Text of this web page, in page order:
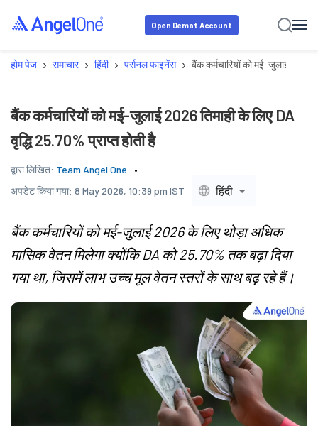
Open Demat Account
होम पेज › समाचार › हिंदी › पर्सनल फाइनेंस › बैंक कर्मचारियों को मई-जुलाई 2026
बैंक कर्मचारियों को मई-जुलाई 2026 तिमाही के लिए DA
वृद्धि 25.70% प्राप्त होती है
द्वारा लिखित: Team Angel One
अपडेट किया गया: 8 May 2026, 10:39 pm IST हिंदी
बैंक कर्मचारियों को मई-जुलाई 2026 के लिए थोड़ा अधिक
मासिक वेतन मिलेगा क्योंकि DA को 25.70% तक बढ़ा दिया
गया था, जिसमें लाभ उच्च मूल वेतन स्तरों के साथ बढ़ रहे हैं।